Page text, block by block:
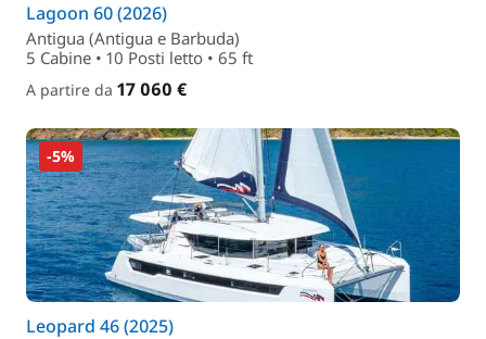
Lagoon 60 (2026)
Antigua (Antigua e Barbuda)
5 Cabine • 10 Posti letto • 65 ft
A partire da 17 060 €
-5%
Leopard 46 (2025)